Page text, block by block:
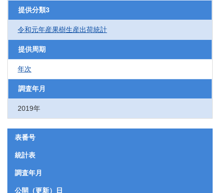
提供分類3
令和元年産果樹生産出荷統計
提供周期
年次
調査年月
2019年
表番号
統計表
調査年月
公開（更新）日